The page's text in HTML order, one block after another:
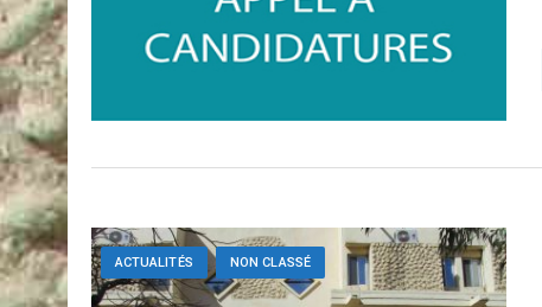
ACTUALITÉS NON CLASSÉ